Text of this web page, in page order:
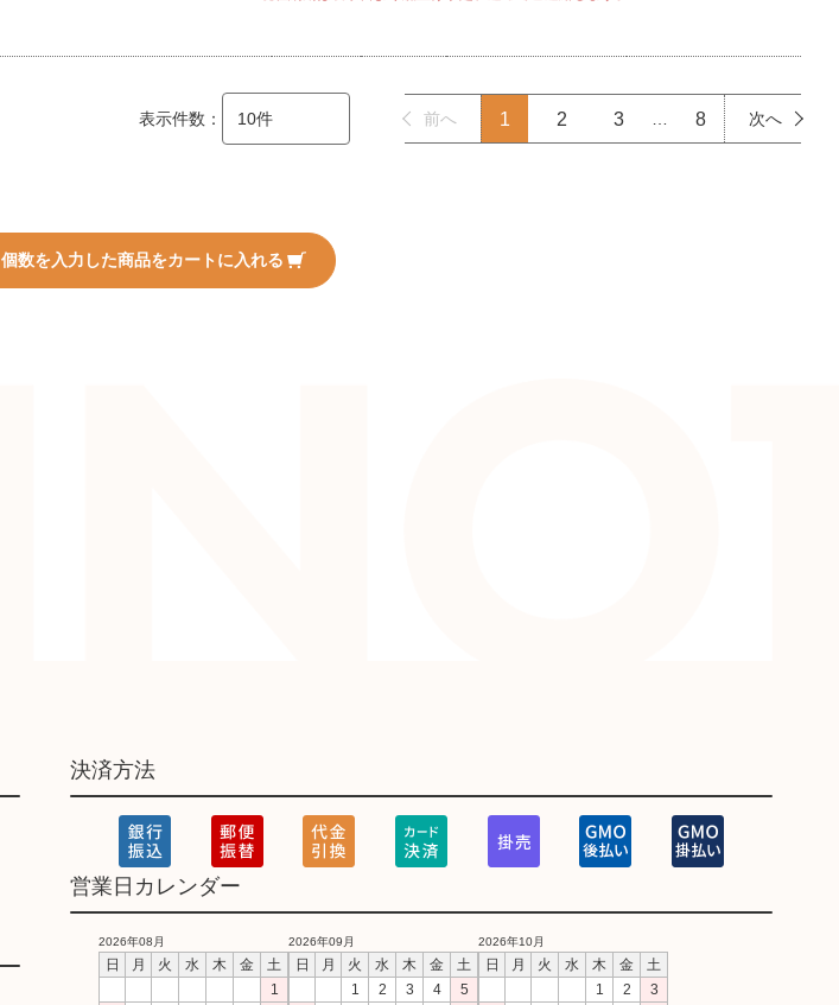
表示件数： 前へ 1 2 3 8 次へ
個数を入力した商品をカートに入れる
決済方法
営業日カレンダー
2026年08月
日 月 火 水 木 金
土
1
2026年09月
日 月 火 水 木 金
土
1
2 3 4 5
2026年10月
日 月 火 水 木 金
土
1
2 3